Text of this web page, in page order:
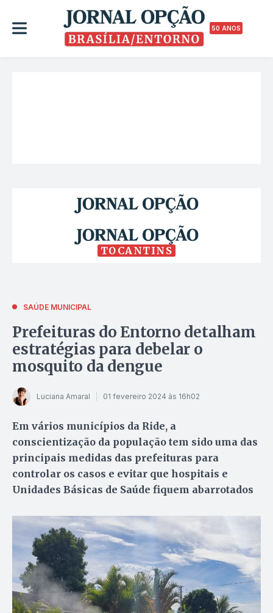
50 ANOS
TOCANTINS
SAÚDE MUNICIPAL
Prefeituras do Entorno detalham
estratégias para debelar o
mosquito da dengue
Luciana Amaral 01 fevereiro 2024 às 16h02
Em vários municípios da Ride, a
conscientização da população tem sido uma das
principais medidas das prefeituras para
controlar os casos e evitar que hospitais e
Unidades Básicas de Saúde fiquem abarrotados